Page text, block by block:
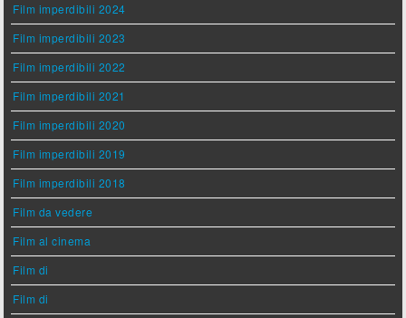
Film imperdibili 2024
Film imperdibili 2023
Film imperdibili 2022
Film imperdibili 2021
Film imperdibili 2020
Film imperdibili 2019
Film imperdibili 2018
Film da vedere
Film al cinema
Film di
Film di